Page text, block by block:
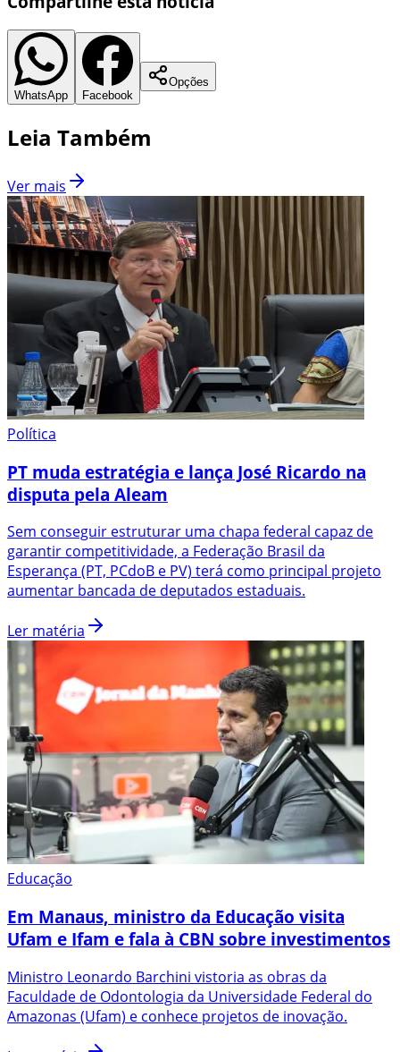
WhatsApp Facebook
Opções
Leia Também
Ver mais
Política
PT muda estratégia e lança José Ricardo na
disputa pela Aleam
Sem conseguir estruturar uma chapa federal capaz de
garantir competitividade, a Federação Brasil da
Esperança (PT, PCdoB e PV) terá como principal projeto
aumentar bancada de deputados estaduais.
Ler matéria
Educação
Em Manaus, ministro da Educação visita
Ufam e Ifam e fala à CBN sobre investimentos
Ministro Leonardo Barchini vistoria as obras da
Faculdade de Odontologia da Universidade Federal do
Amazonas (Ufam) e conhece projetos de inovação.